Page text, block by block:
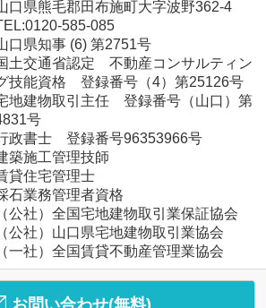
口県熊毛郡田布施町大字波野362-4
585-085
口県知事 (6) 第2751号
土交通省認定 不動産コンサルティン
技能資格 登録番号（4）第25126号
地建物取引主任 登録番号（山口）第
号
政書士 登録番号96353966号
築施工管理技師
貸住宅管理士
石業務管理者資格
（公社）全国宅地建物取引業保証協会
（公社）山口県宅地建物取引業協会
（一社）全国賃貸不動産管理業協会
お問い合わせ(無料)